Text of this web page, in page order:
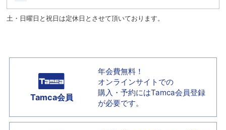
土・日曜日と祝日は定休日とさせて頂いております。
Tamca会員
年会費無料！
オンラインサイトでの
購入・予約にはTamca会員登録
が必要です。